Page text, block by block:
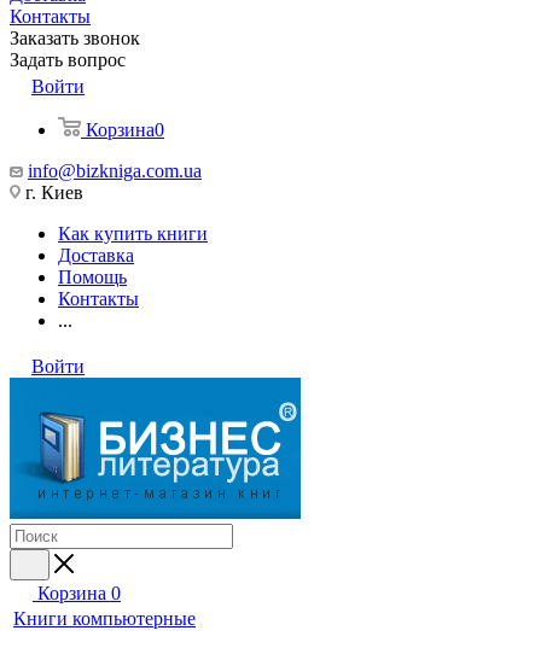
Контакты
Заказать звонок
Задать вопрос
Войти
Корзина0
info@bizkniga.com.ua
г. Киев
Как купить книги
Доставка
Помощь
Контакты
...
Войти
Корзина 0
Книги компьютерные